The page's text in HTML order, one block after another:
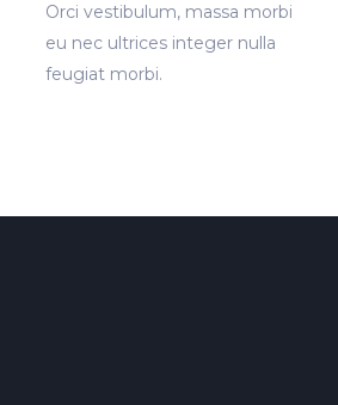
Orci vestibulum, massa morbi
eu nec ultrices integer nulla
feugiat morbi.